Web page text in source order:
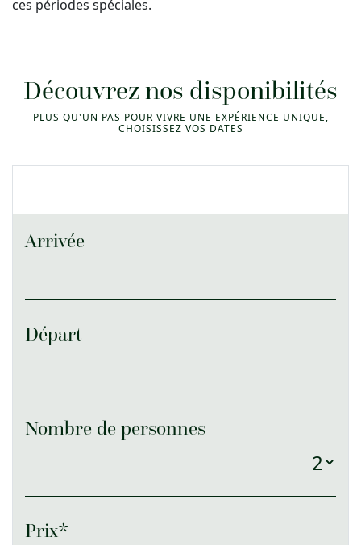
ces périodes spéciales.
Découvrez nos disponibilités
PLUS QU'UN PAS POUR VIVRE UNE EXPÉRIENCE UNIQUE,
CHOISISSEZ VOS DATES
Arrivée
Départ
Nombre de personnes
Prix*